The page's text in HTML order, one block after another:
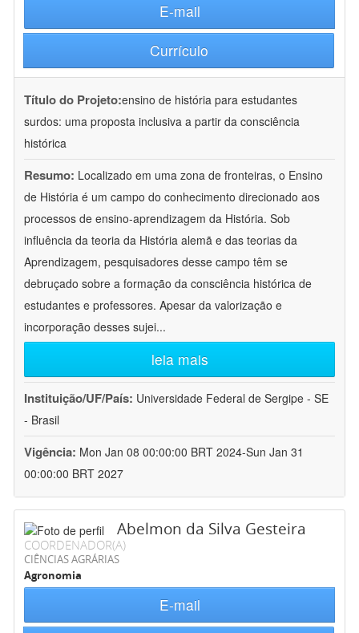
E-mail
Currículo
Título do Projeto:ensino de história para estudantes
surdos: uma proposta inclusiva a partir da consciência
histórica
Resumo: Localizado em uma zona de fronteiras, o Ensino
de História é um campo do conhecimento direcionado aos
processos de ensino-aprendizagem da História. Sob
influência da teoria da História alemã e das teorias da
Aprendizagem, pesquisadores desse campo têm se
debruçado sobre a formação da consciência histórica de
estudantes e professores. Apesar da valorização e
incorporação desses sujei...
leia mais
Instituição/UF/País: Universidade Federal de Sergipe - SE
- Brasil
Vigência: Mon Jan 08 00:00:00 BRT 2024-Sun Jan 31
00:00:00 BRT 2027
Abelmon da Silva Gesteira
COORDENADOR(A)
CIÊNCIAS AGRÁRIAS
Agronomia
E-mail